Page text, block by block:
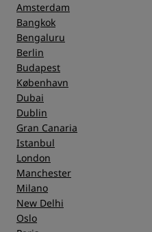
Amsterdam
Bangkok
Bengaluru
Berlin
Budapest
København
Dubai
Dublin
Gran Canaria
Istanbul
London
Manchester
Milano
New Delhi
Oslo